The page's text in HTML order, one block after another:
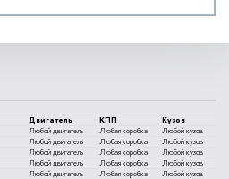
Двигатель КПП
Кузов
Любой двигатель Любая коробка
Любой кузов
Любой двигатель Любая коробка
Любой кузов
Любой двигатель Любая коробка
Любой кузов
Любой двигатель Любая коробка
Любой кузов
Любой двигатель Любая коробка Любой кузов